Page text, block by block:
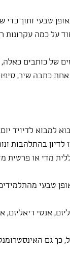
טבעי ותוך
על כמה
של כותבים
אחת כתבה שיר,
למבוא לדיויד
בהתלהבות ונור
מדי או פרטית
טבעי
אנטי ריאליזם,
כך גם